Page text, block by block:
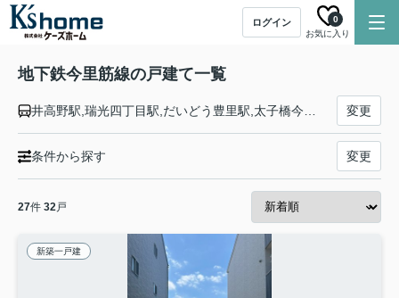
ログイン
お気に入り
0
地下鉄今里筋線の戸建て一覧
変更
条件から探す 変更
27件 32戸
新築一戸建